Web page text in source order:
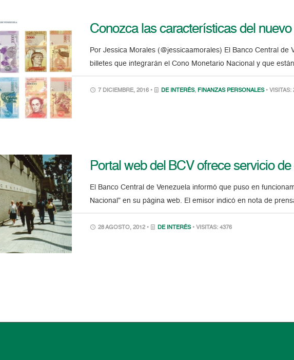
Conozca las características del
Por Jessica Morales (@jessicaamorales) El Banco Central
billetes que integrarán el Cono Monetario Nacional y que
7 DICIEMBRE, 2016 • DE INTERÉS, FINANZAS PERSONALES • VISITAS:
Portal web del BCV ofrece servicio
El Banco Central de Venezuela informó que puso en
Nacional” en su página web. El emisor indicó en nota de
28 AGOSTO, 2012 • DE INTERÉS • VISITAS: 4376